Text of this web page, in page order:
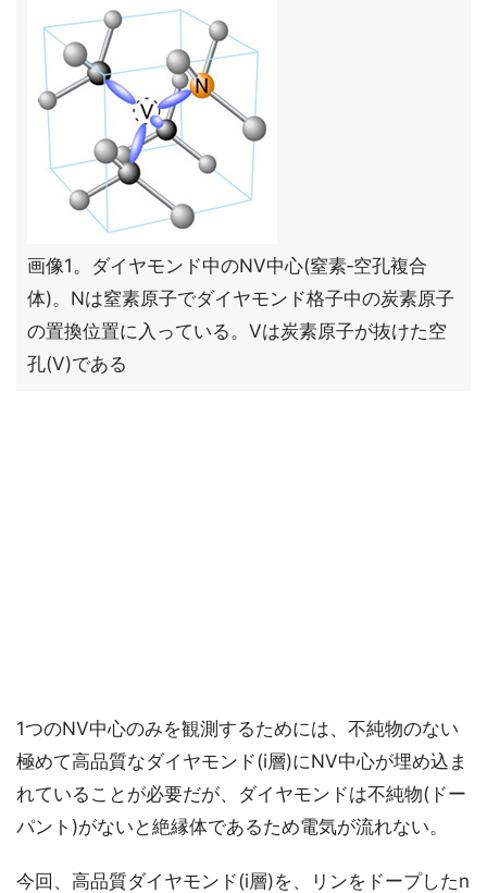
画像1。ダイヤモンド中のNV中心(窒素‐空孔複合
体)。Nは窒素原子でダイヤモンド格子中の炭素原子
の置換位置に入っている。Vは炭素原子が抜けた空
孔(V)である
1つのNV中心のみを観測するためには、不純物のない
極めて高品質なダイヤモンド(i層)にNV中心が埋め込ま
れていることが必要だが、ダイヤモンドは不純物(ドー
パント)がないと絶縁体であるため電気が流れない。
今回、高品質ダイヤモンド(i層)を、リンをドープしたn